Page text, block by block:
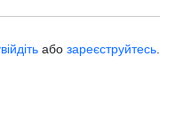
або зареєструйтесь